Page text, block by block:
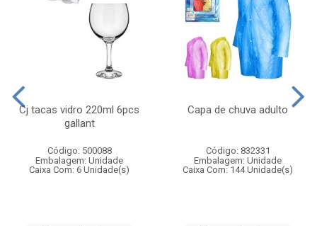
Cj tacas vidro 220ml 6pcs
gallant
Código: 500088
Embalagem: Unidade
Caixa Com: 6 Unidade(s)
Capa de chuva adulto
Código: 832331
Embalagem: Unidade
Caixa Com: 144 Unidade(s)